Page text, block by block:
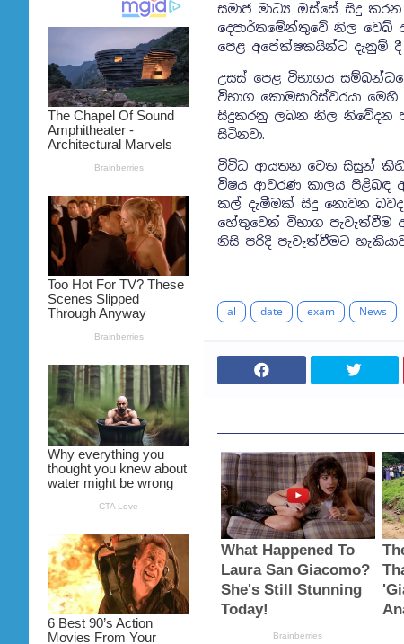
සමාජ මාධ්‍ය ඔස්සේ සිදු කරන
දෙපාර්තමේන්තුවේ නිල
පෙළ අපේක්ෂකයින්ට දැනුම් දී
උසස් පෙළ විභාගය
විභාග කොමසාරිස්වරයා
සිදුකරනු ලබන නිල නිවේදන
සිටිනවා.
විවිධ ආයතන වෙත සිසුන්
විෂය ආවරණ කාලය පිළිබඳ
කල් දැමීමක් සිදු නොවන
හේතුවෙන් විභාග පැවැත්වීම
නිසි පරිදි පැවැත්වීමට
al date exam News